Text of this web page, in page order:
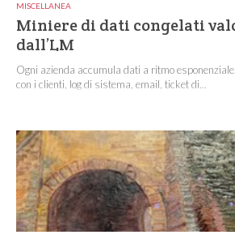
MISCELLANEA
Miniere di dati congelati
dall’LM
Ogni azienda accumula dati a ritmo
con i clienti, log di sistema, email, ticket di...